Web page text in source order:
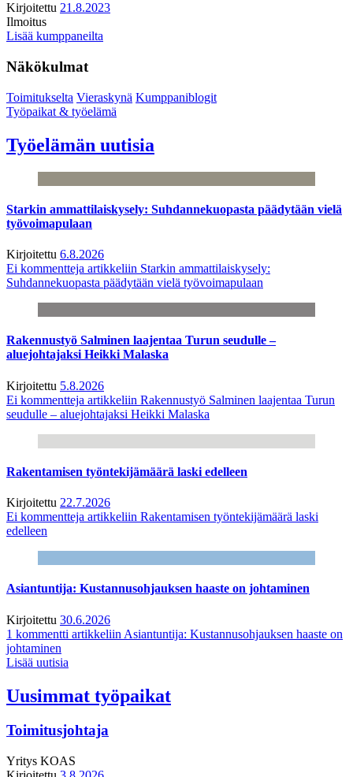
Kirjoitettu 21.8.2023
Ilmoitus
Lisää kumppaneilta
Näkökulmat
Toimitukselta Vieraskynä Kumppaniblogit
Työpaikat & työelämä
Työelämän uutisia
Starkin ammattilaiskysely: Suhdannekuopasta päädytään vielä
työvoimapulaan
Kirjoitettu 6.8.2026
Ei kommentteja artikkeliin Starkin ammattilaiskysely:
Suhdannekuopasta päädytään vielä työvoimapulaan
Rakennustyö Salminen laajentaa Turun seudulle –
aluejohtajaksi Heikki Malaska
Kirjoitettu 5.8.2026
Ei kommentteja artikkeliin Rakennustyö Salminen laajentaa Turun
seudulle – aluejohtajaksi Heikki Malaska
Rakentamisen työntekijämäärä laski edelleen
Kirjoitettu 22.7.2026
Ei kommentteja artikkeliin Rakentamisen työntekijämäärä laski
edelleen
Asiantuntija: Kustannusohjauksen haaste on johtaminen
Kirjoitettu 30.6.2026
1 kommentti artikkeliin Asiantuntija: Kustannusohjauksen haaste on
johtaminen
Lisää uutisia
Uusimmat työpaikat
Toimitusjohtaja
Yritys KOAS